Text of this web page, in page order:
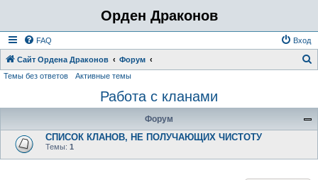
Орден Драконов
FAQ Вход
Сайт Ордена Драконов Форум
с
Темы без ответов Активные темы
Работа с кланами
Форум
СПИСОК КЛАНОВ, НЕ ПОЛУЧАЮЩИХ ЧИСТОТУ
Темы: 1